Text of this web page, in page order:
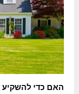
האם כדי להשקיע